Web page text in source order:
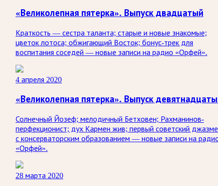
«Великолепная пятерка». Выпуск двадцатый
Краткость — сестра таланта; старые и новые знакомые;
цветок лотоса; обжигающий Восток; бонус-трек для
воспитания соседей — новые записи на радио «Орфей».
4 апреля 2020
«Великолепная пятерка». Выпуск
Солнечный Йозеф; мелодичный Бетховен; Рахманинов-
перфекционист; дух Кармен жив; первый советский
с консерваторским образованием — новые записи на
«Орфей».
28 марта 2020